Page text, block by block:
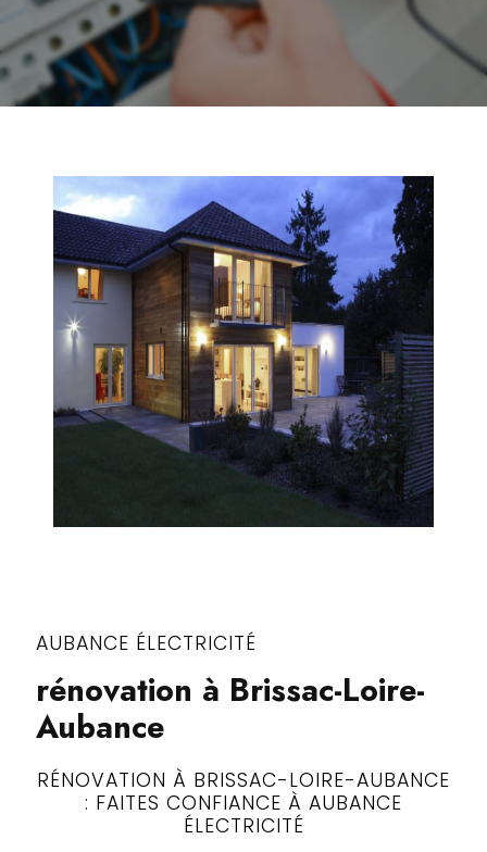
AUBANCE ÉLECTRICITÉ
rénovation à Brissac-Loire-
Aubance
RÉNOVATION À BRISSAC-LOIRE-AUBANCE
: FAITES CONFIANCE À AUBANCE
ÉLECTRICITÉ